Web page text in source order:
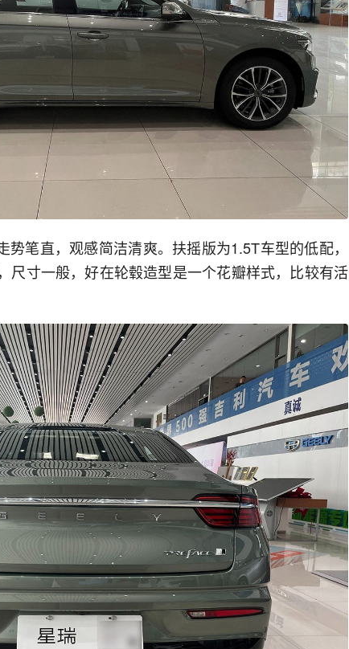
笔直，观感简洁清爽。扶摇版为1.5T车型的低配，
尺寸一般，好在轮毂造型是一个花瓣样式，比较有活